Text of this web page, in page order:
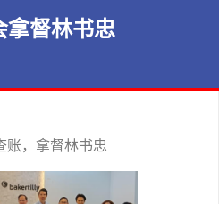
拿督林书忠
账，拿督林书忠